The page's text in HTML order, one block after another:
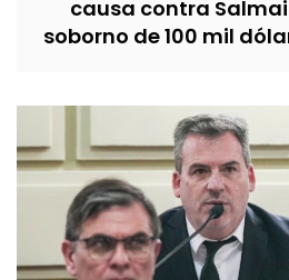
causa contra
soborno de 100 mil